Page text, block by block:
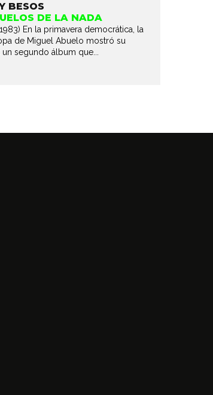
BESOS
DE LA NADA
En la primavera democrática, la
de Miguel Abuelo mostró su
segundo álbum que...